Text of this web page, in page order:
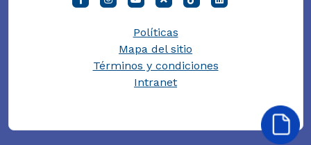
Políticas
Mapa del sitio
Términos y condiciones
Intranet